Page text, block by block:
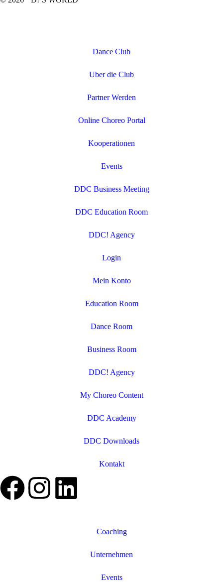
Dance Club
Uber die Club
Partner Werden
Online Choreo Portal
Kooperationen
Events
DDC Business Meeting
DDC Education Room
DDC! Agency
Login
Mein Konto
Education Room
Dance Room
Business Room
DDC! Agency
My Choreo Content
DDC Academy
DDC Downloads
Kontakt
Coaching
Unternehmen
Events